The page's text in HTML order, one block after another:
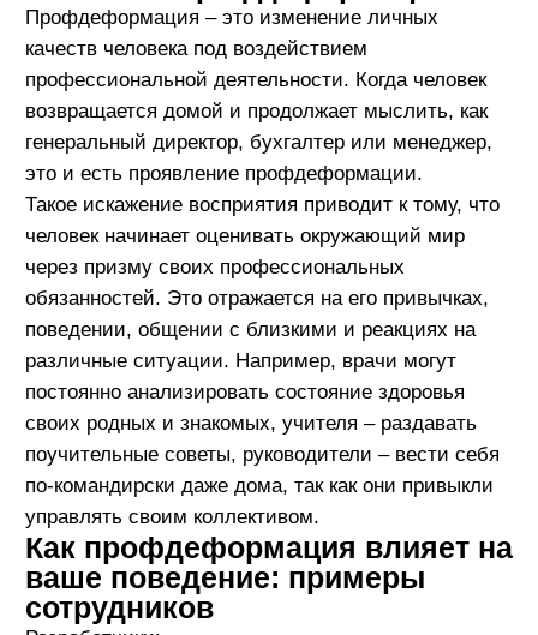
поучительные советы, руководители – вести себя
по-командирски даже дома, так как они привыкли
управлять своим коллективом.
Как профдеформация влияет на
ваше поведение: примеры
сотрудников
Разработчики:
Изоляция:часто работа разработчиков
связана с длительным временем,
проведенным за компьютером, что может
Например, программист может начать
избегать общения с коллегами и друзьями,
сосредоточив все внимание на коде, что
может вызвать чувство одиночества и
стресса;
Перфекционизм:разработчики могут стать
слишком критичными к собственному коду,
стремясь к идеалу и теряя при этом
продуктивность.
Ориентация на результат:менеджеры
проектов могут начать воспринимать
команду как инструмент для достижения
целей, а не как людей с собственными
потребностями. Это может снизить
моральный дух в команде и создать